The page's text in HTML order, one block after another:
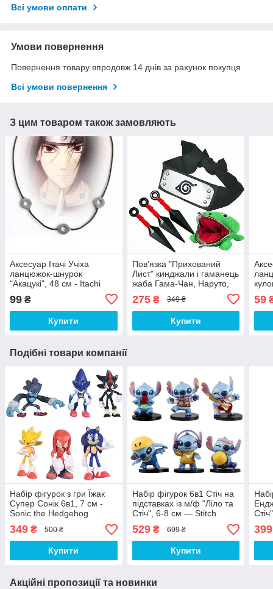
Всі умови оплати
Умови повернення
Повернення товару впродовж 14 днів за рахунок покупця
Всі умови повернення
З цим товаром також замовляють
Аксесуар Ітачі Учіха
ланцюжок-шнурок
"Акацукі", 48 см - Itachi
Uchiha Necklace, Akatsuki
99 ₴
Купити
Пов'язка "Прихований
Лист" кинджали і гаманець
жаба Гама-Чан, Наруто,
набір косплей аксесуарів -
Naruto
275₴ 349 ₴
Купити
59
Подібні товари компанії
Набір фігурок з гри Їжак
Супер Сонік 6в1, 7 см -
Sonic the Hedgehog
349 ₴ 500 ₴
Купити
Набір фігурок 6в1 Стіч на
підставках із м/ф "Ліло та
Стіч", 6-8 см — Stitch
529₴ 699 ₴
Купити
399
Акційні пропозиції та новинки